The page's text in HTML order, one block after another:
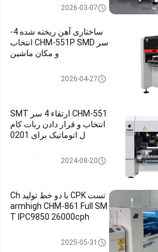
2026-03-07
ساختاری آهن ریخته شده 4-
سر CHM-551P SMD انتخاب
و مکان ماشین
انتخاب و قرار دادن دستگاه SMT
2026-04-27
CHM-551 ارتقاء 4 سر SMT
انتخاب و قرار دادن ربات کام
ل اتوماتیک برای 0201
انتخاب و قرار دادن دستگاه SMT
2024-08-20
تست CPK با دو خط تولید Ch
armhigh CHM-861 Full SM
T IPC9850 26000cph
2025-05-31